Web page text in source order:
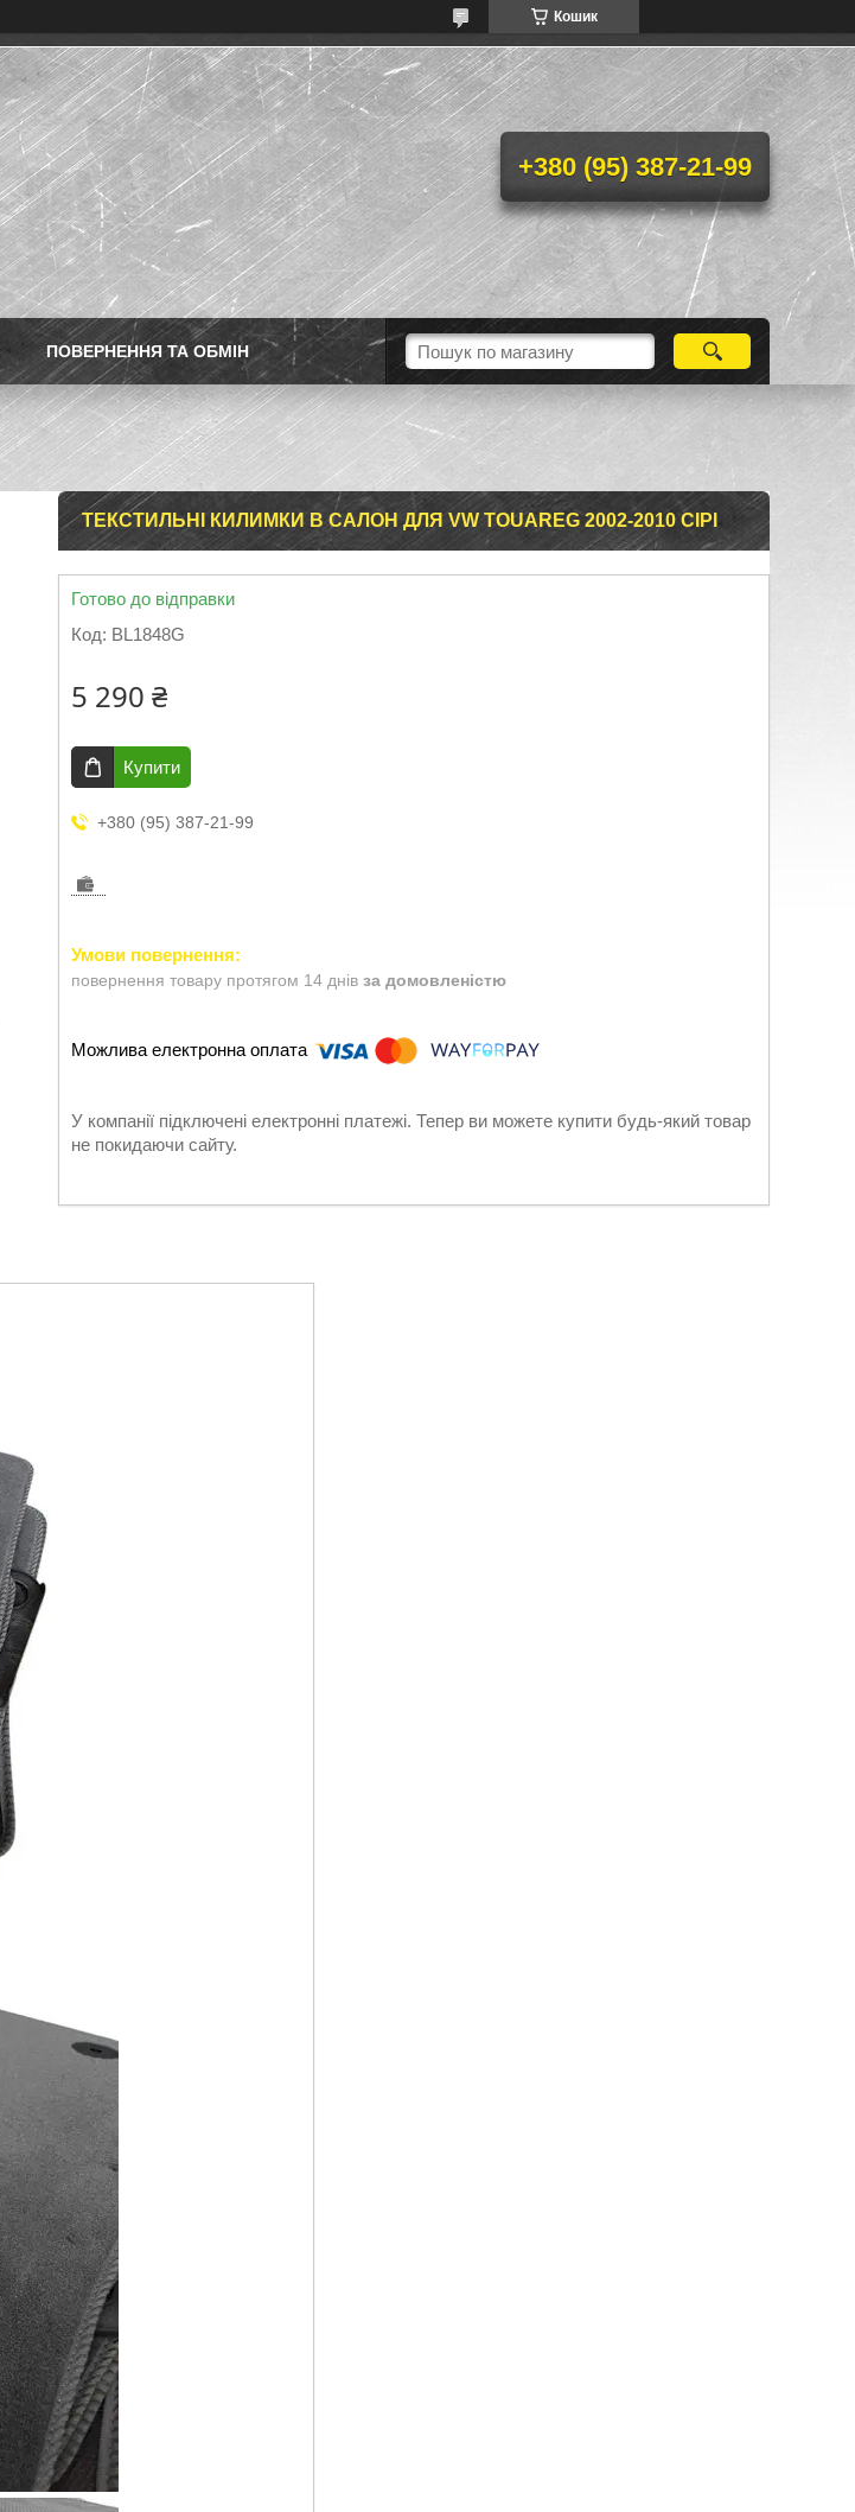
Кошик
+380 (95) 387-21-99
ПОВЕРНЕННЯ ТА ОБМІН
ТЕКСТИЛЬНІ КИЛИМКИ В САЛОН ДЛЯ VW TOUAREG 2002-2010 СІРІ
Готово до відправки
Код: BL1848G
5 290 ₴
Купити
+380 (95) 387-21-99
повернення товару протягом 14 днів за домовленістю
У компанії підключені електронні платежі. Тепер ви можете купити будь-який товар
не покидаючи сайту.